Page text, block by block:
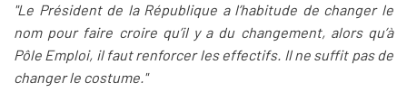
"Le Président de la République a l’habitude de changer le
nom pour faire croire qu’il y a du changement, alors qu’à
Pôle Emploi, il faut renforcer les effectifs. Il ne suffit pas de
changer le costume."